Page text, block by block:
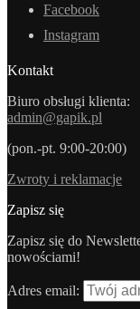
Facebook
Instagram
Kontakt
Biuro obsługi klienta:
admin@gapik.pl
(pon.-pt. 9:00-20:00)
Zwroty i reklamacje
Zapisz się
Zapisz się do
nowościami!
Adres email: